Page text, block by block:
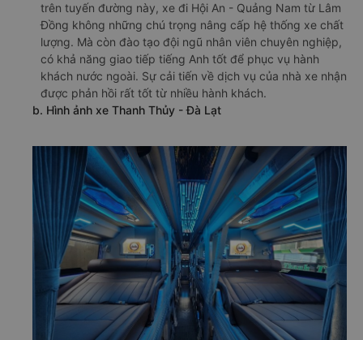
trên tuyến đường này, xe đi Hội An - Quảng Nam từ Lâm
Đồng không những chú trọng nâng cấp hệ thống xe chất
lượng. Mà còn đào tạo đội ngũ nhân viên chuyên nghiệp,
có khả năng giao tiếp tiếng Anh tốt để phục vụ hành
khách nước ngoài. Sự cải tiến về dịch vụ của nhà xe nhận
được phản hồi rất tốt từ nhiều hành khách.
b. Hình ảnh xe Thanh Thủy - Đà Lạt